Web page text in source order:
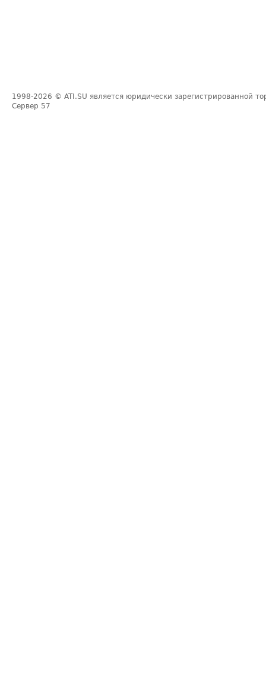
1998-2026 © ATI.SU является юридически зарегистрированной
Сервер 57